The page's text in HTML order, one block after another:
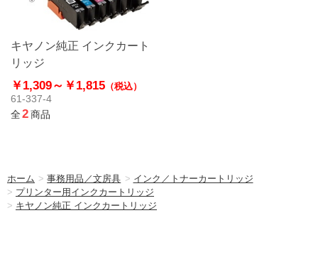
キヤノン純正 インクカート
リッジ
￥1,309～ ￥1,815 （税込）
61-337-4
全2商品
ホーム >事務用品／文房具 > インク／トナーカートリッジ
> プリンター用インクカートリッジ
> キヤノン純正 インクカートリッジ